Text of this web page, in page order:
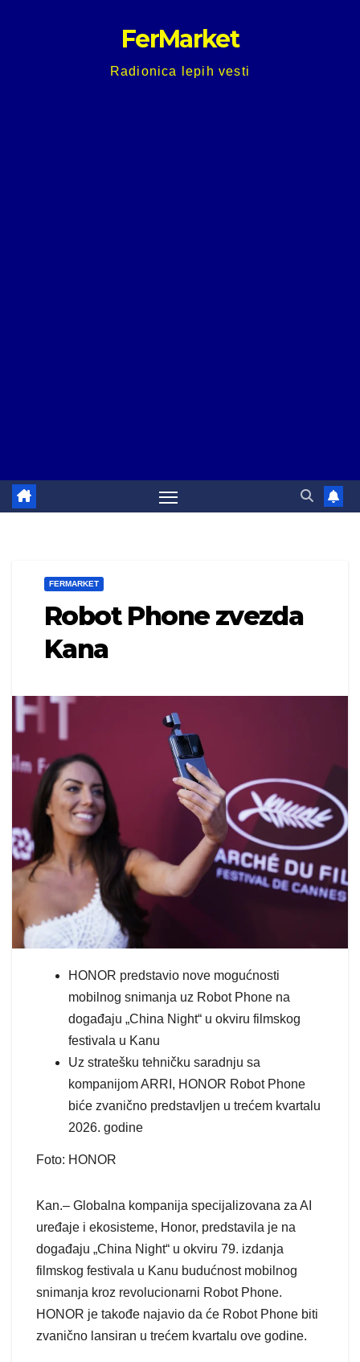
FerMarket
Radionica lepih vesti
FERMARKET
Robot Phone zvezda
Kana
HONOR predstavio nove mogućnosti
mobilnog snimanja uz Robot Phone na
događaju „China Night“ u okviru filmskog
festivala u Kanu
Uz stratešku tehničku saradnju sa
kompanijom ARRI, HONOR Robot Phone
biće zvanično predstavljen u trećem kvartalu
2026. godine
Foto: HONOR
Kan.– Globalna kompanija specijalizovana za AI
uređaje i ekosisteme, Honor, predstavila je na
događaju „China Night“ u okviru 79. izdanja
filmskog festivala u Kanu budućnost mobilnog
snimanja kroz revolucionarni Robot Phone.
HONOR je takođe najavio da će Robot Phone biti
zvanično lansiran u trećem kvartalu ove godine.